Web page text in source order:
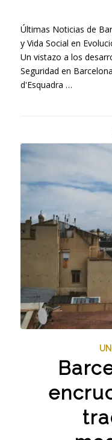
Últimas Noticias de
y Vida Social en
Un vistazo a los
Seguridad en
d'Esquadra …